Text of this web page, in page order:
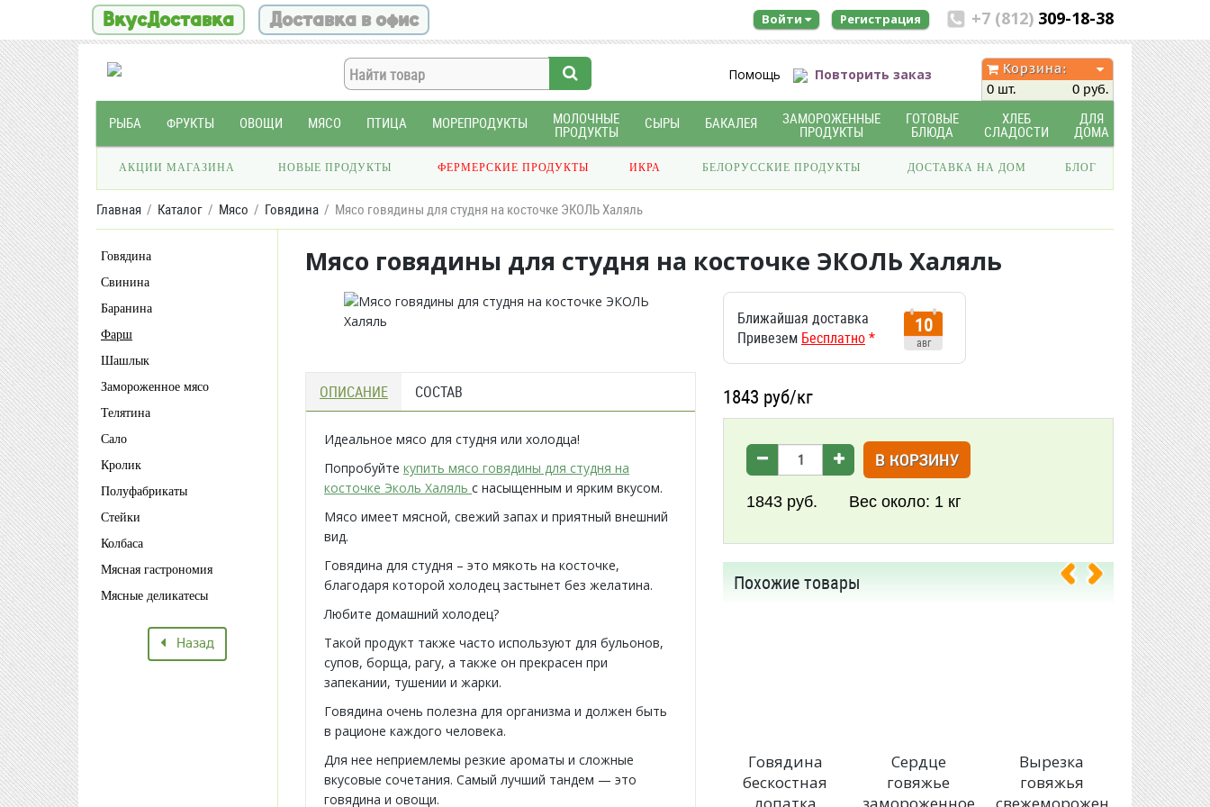
ВкусДоставка Доставка в офис +7 (812) 309-18-38
Войти Регистрация
Помощь Повторить заказ
Корзина:
0 шт.
0 руб.
РЫБА ФРУКТЫ ОВОЩИ МЯСО ПТИЦА МОРЕПРОДУКТЫ МОЛОЧНЫЕ
ПРОДУКТЫ
СЫРЫ БАКАЛЕЯ ЗАМОРОЖЕННЫЕ
ПРОДУКТЫ
ГОТОВЫЕ
БЛЮДА
ХЛЕБ
СЛАДОСТИ
ДЛЯ
ДОМА
АКЦИИ МАГАЗИНА НОВЫЕ ПРОДУКТЫ ФЕРМЕРСКИЕ ПРОДУКТЫ ИКРА БЕЛОРУССКИЕ ПРОДУКТЫ ДОСТАВКА НА ДОМ БЛОГ
Главная Каталог Мясо Говядина Мясо говядины для студня на косточке ЭКОЛЬ Халяль
Говядина
Свинина
Баранина
Фарш
Шашлык
Замороженное мясо
Телятина
Сало
Кролик
Полуфабрикаты
Стейки
Колбаса
Мясная гастрономия
Мясные деликатесы
Назад
Мясо говядины для студня на косточке ЭКОЛЬ Халяль
ОПИСАНИЕ СОСТАВ
Идеальное мясо для студня или холодца!
Попробуйте купить мясо говядины для студня на
косточке Эколь Халяль с насыщенным и ярким вкусом.
Мясо имеет мясной, свежий запах и приятный внешний
вид.
Говядина для студня – это мякоть на косточке,
благодаря которой холодец застынет без желатина.
Любите домашний холодец?
Такой продукт также часто используют для бульонов,
супов, борща, рагу, а также он прекрасен при
запекании, тушении и жарки.
Говядина очень полезна для организма и должен быть
в рационе каждого человека.
Для нее неприемлемы резкие ароматы и сложные
вкусовые сочетания. Самый лучший тандем — это
говядина и овощи.
Ближайшая доставка
Привезем Бесплатно*
10
авг
1843 руб/кг
В КОРЗИНУ
1843 руб. Вес около: 1 кг
Похожие товары
Говядина
бескостная
Сердце
говяжье
Вырезка
говяжья